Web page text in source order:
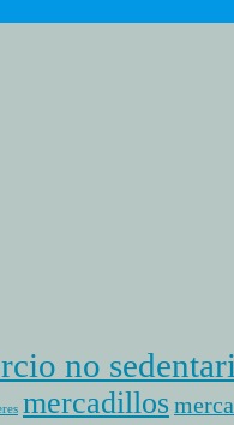
no
mercadillos